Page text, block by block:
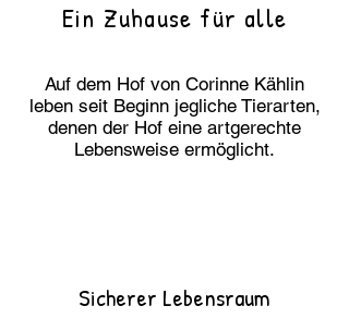
Ein Zuhause für alle
Auf dem Hof von Corinne Kählin
leben seit Beginn jegliche Tierarten,
denen der Hof eine artgerechte
Lebensweise ermöglicht.
Sicherer Lebensraum